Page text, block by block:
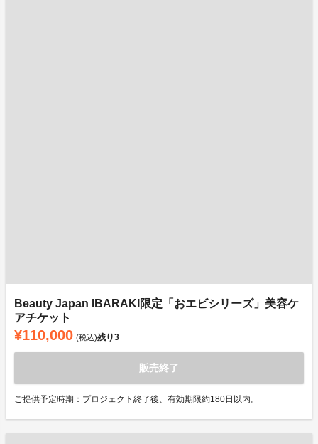
Beauty Japan IBARAKI限定「おエビシリーズ」美容ケ
アチケット
¥110,000 (税込)残り3
販売終了
ご提供予定時期：プロジェクト終了後、有効期限約180日以内。